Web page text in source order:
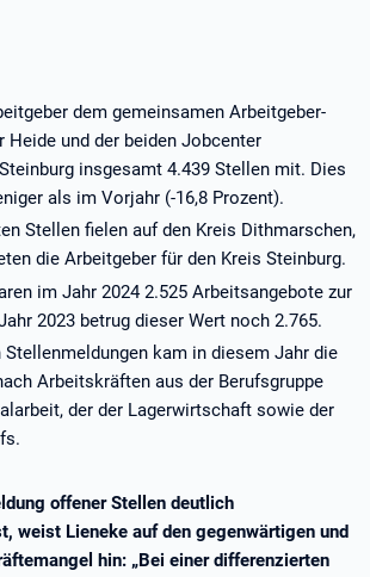
dem gemeinsamen Arbeitgeber-
Heide und der beiden Jobcenter
insgesamt 4.439 Stellen mit. Dies
als im Vorjahr (-16,8 Prozent).
Stellen fielen auf den Kreis Dithmarschen,
die Arbeitgeber für den Kreis Steinburg.
im Jahr 2024 2.525 Arbeitsangebote zur
2023 betrug dieser Wert noch 2.765.
Stellenmeldungen kam in diesem Jahr die
Arbeitskräften aus der Berufsgruppe
der der Lagerwirtschaft sowie der
offener Stellen deutlich
weist Lieneke auf den gegenwärtigen und
hin: „Bei einer differenzierten